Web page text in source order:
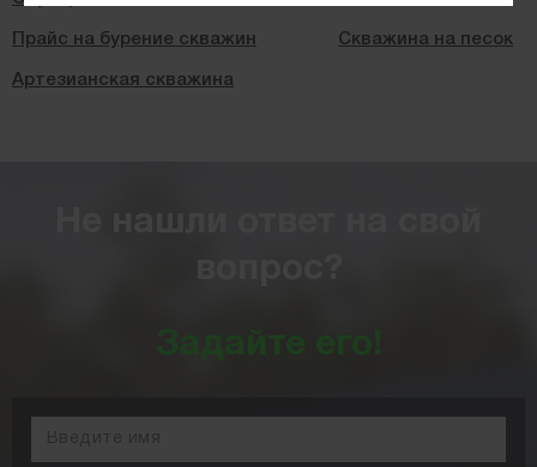
Прайс на бурение скважин Скважина на песок
Артезианская скважина
Задайте его!